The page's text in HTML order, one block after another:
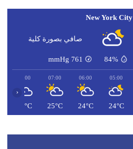
New York City
صافي بصورة كلية
84%
761
mmHg
05:00
24°C
06:00
24°C
07:00
25°C
08:00
26°C
‹